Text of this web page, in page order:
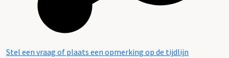
Stel een vraag of plaats een opmerking op de tijdlijn